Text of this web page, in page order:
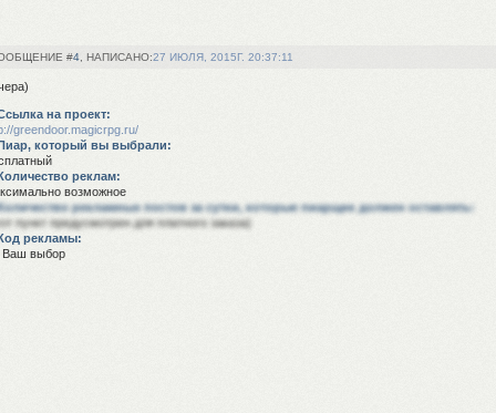
4 27 ИЮЛЯ, 2015Г. 20:37:11
на проект:
greendoor.magicrpg.ru/
который вы выбрали:
реклам:
возможное
рекламных постов за сутки, которые пиарщик должен оставлять:
пункт предусмотрен для платного заказа)
рекламы:
Ваш выбор